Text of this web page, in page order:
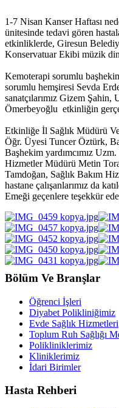
1-7 Nisan Kanser Haftası
ünitesinde tedavi gören
etkinliklerde, Giresun
Konservatuar Ekibi müzik
Kemoterapi sorumlu
sorumlu hemşiresi Sevda
sanatçılarımız Gizem
Ömerbeyoğlu etkinliğin
Etkinliğe İl Sağlık Müdürü
Öğr. Üyesi Tuncer Öztürk,
Başhekim yardımcımız
Hizmetler Müdürü Metin
Tamdoğan, Sağlık Bakım
hastane çalışanlarımız da
Emeği geçenlere teşekkür
Bölüm Ve Branşlar
Öğrenci İşleri
Diyabet Polikliniğimiz
Evde Sağlık Hizmetleri
Toplum Ruh Sağlığı
Polikliniklerimiz
Kliniklerimiz
İdari Birimler
Hasta Rehberi